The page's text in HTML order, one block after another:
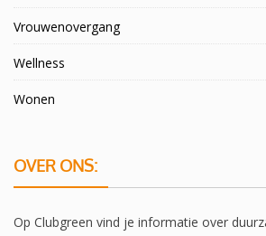
Vrouwenovergang
Wellness
Wonen
OVER ONS:
Op Clubgreen vind je informatie over